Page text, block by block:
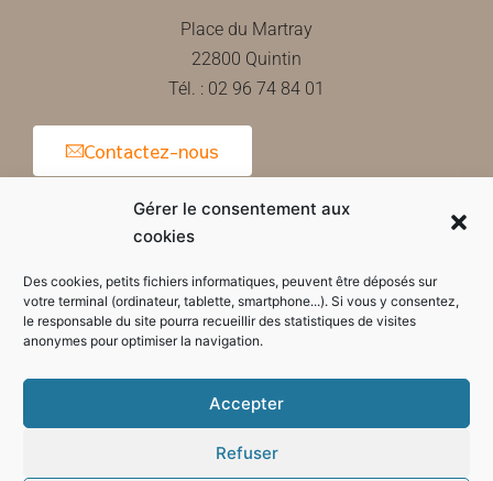
Gérer le consentement aux
cookies
Des cookies, petits fichiers informatiques, peuvent être déposés sur
votre terminal (ordinateur, tablette, smartphone...). Si vous y consentez,
le responsable du site pourra recueillir des statistiques de visites
anonymes pour optimiser la navigation.
Accepter
Refuser
Place du Martray
22800 Quintin
Tél. : 02 96 74 84 01
Contactez-nous
Horaires d'ouverture de la mairie